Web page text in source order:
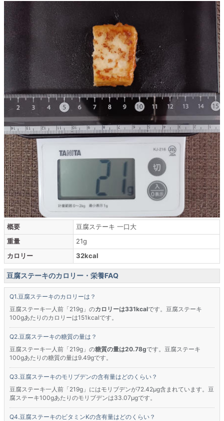
概要
豆腐ステーキ 一口大
重量
21g
カロリー
32kcal
豆腐ステーキのカロリー・栄養FAQ
豆腐ステーキのカロリーは？
豆腐ステーキ一人前「219g」のカロリーは331kcalです。豆腐ステーキ
100gあたりのカロリーは151kcalです。
豆腐ステーキの糖質の量は？
豆腐ステーキ一人前「219g」の糖質の量は20.78gです。豆腐ステーキ
100gあたりの糖質の量は9.49gです。
豆腐ステーキのモリブデンの含有量はどのくらい？
豆腐ステーキ一人前「219g」にはモリブデンが72.42μg含まれています。豆
腐ステーキ100gあたりのモリブデンは33.07μgです。
豆腐ステーキのビタミンKの含有量はどのくらい？